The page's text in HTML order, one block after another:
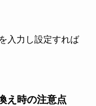
入力し設定すれば
え時の注意点